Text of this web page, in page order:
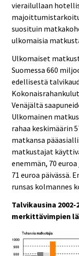
vierailullaan
suosituin
ulkomaisia
Ulkomaiset
Suomessa 660
edellisestä
Venäjältä
Ulkomainen
rahaa keskimäärin
matkansa
matkustajat
enemmän, 70
71 euroa päivässä.
runsas kolmannes
Talvikausina
merkittävimpien